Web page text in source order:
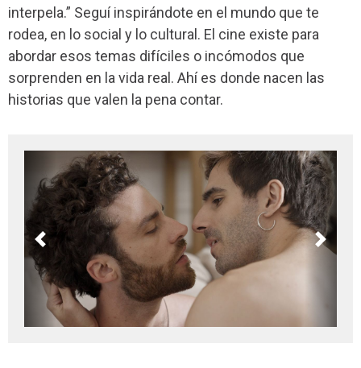
interpela.” Seguí inspirándote en el mundo que te
rodea, en lo social y lo cultural. El cine existe para
abordar esos temas difíciles o incómodos que
sorprenden en la vida real. Ahí es donde nacen las
historias que valen la pena contar.
Previous Next